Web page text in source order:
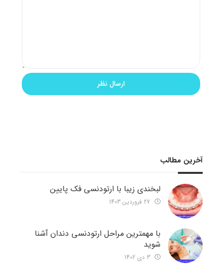
آخرین مطالب
لبخندی زیبا با ارتودنسی فک پایین
با مهمترین مراحل ارتودنسی دندان آشنا
شوید